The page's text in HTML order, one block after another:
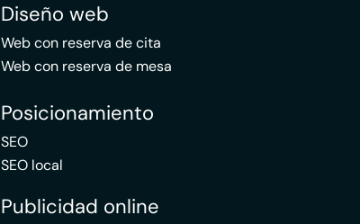
Diseño web
Web con reserva de cita
Web con reserva de mesa
Posicionamiento
SEO
SEO local
Publicidad online